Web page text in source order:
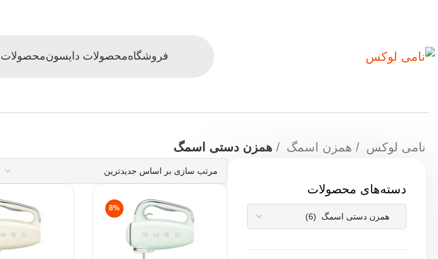
فروشگاهمحصولات دایسون
نامی لوکس همزن اسمگ همزن دستی اسمگ
دسته‌های محصولات
8%